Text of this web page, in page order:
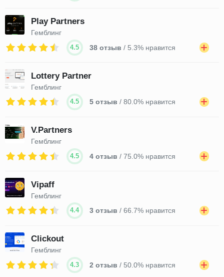
Play Partners
Гемблинг
4.5 38 отзыв / 5.3% нравится
Lottery Partner
Гемблинг
4.5 5 отзыв / 80.0% нравится
V.Partners
Гемблинг
4.5 4 отзыв / 75.0% нравится
Vipaff
Гемблинг
4.4 3 отзыв / 66.7% нравится
Clickout
Гемблинг
4.3 2 отзыв / 50.0% нравится